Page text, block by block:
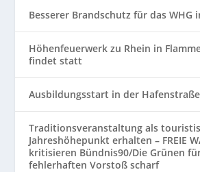
Besserer Brandschutz für das WHG
Höhenfeuerwerk zu Rhein in
findet statt
Ausbildungsstart in der Hafenstraße
Traditionsveranstaltung als
Jahreshöhepunkt erhalten – FREIE
kritisieren Bündnis90/Die Grünen
fehlerhaften Vorstoß scharf